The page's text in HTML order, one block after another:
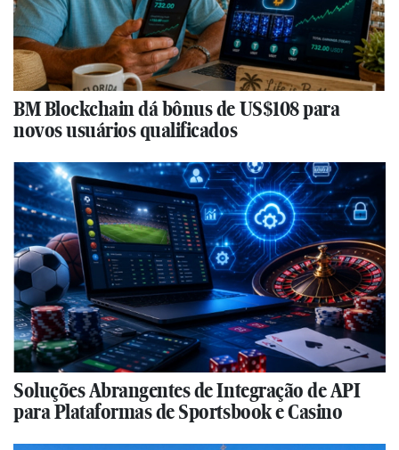
BM Blockchain dá bônus de US$108 para
novos usuários qualificados
Soluções Abrangentes de Integração de API
para Plataformas de Sportsbook e Casino